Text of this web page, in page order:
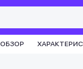
ОБЗОР